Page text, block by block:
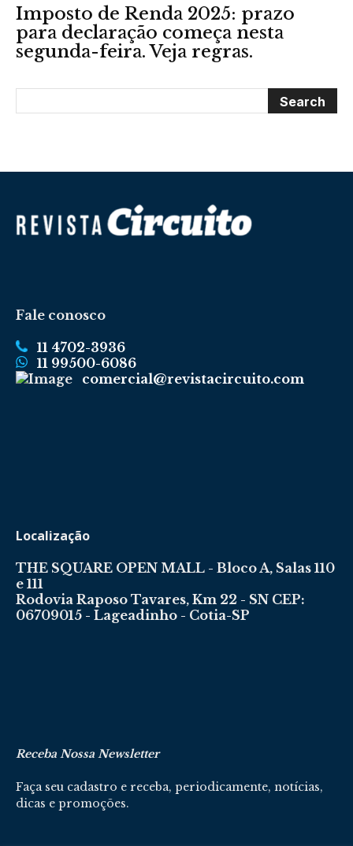
Imposto de Renda 2025: prazo
para declaração começa nesta
segunda-feira. Veja regras.
Fale conosco
11 4702-3936
11 99500-6086
comercial@revistacircuito.com
Localização
THE SQUARE OPEN MALL - Bloco A, Salas 110
e 111
Rodovia Raposo Tavares, Km 22 - SN CEP:
06709015 - Lageadinho - Cotia-SP
Receba Nossa Newsletter
Faça seu cadastro e receba, periodicamente, notícias,
dicas e promoções.